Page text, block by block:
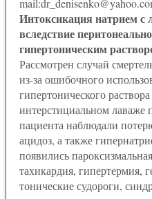
Интоксикация натрием с
вследствие
гипертоническим
Рассмотрен случай
из-за ошибочного
гипертонического
интерстициальном лаваже
пациента наблюдали
ацидоз, а также
появились
тахикардия, гипертермия,
тонические судороги,